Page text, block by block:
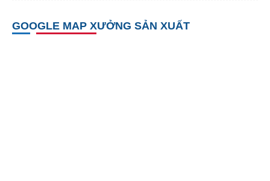
GOOGLE MAP XƯỞNG SẢN XUẤT